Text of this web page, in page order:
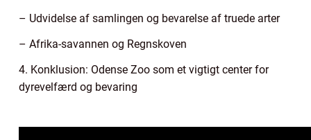
– Udvidelse af samlingen og bevarelse af truede arter
– Afrika-savannen og Regnskoven
4. Konklusion: Odense Zoo som et vigtigt center for
dyrevelfærd og bevaring